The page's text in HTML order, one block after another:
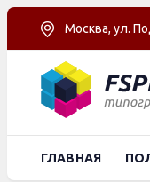
Москва, ул.
ГЛАВНАЯ